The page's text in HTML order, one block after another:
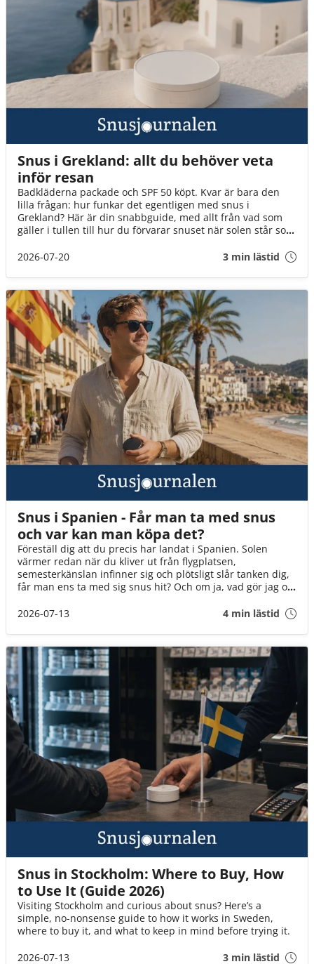
Snus i Grekland: allt du behöver veta
inför resan
Badkläderna packade och SPF 50 köpt. Kvar är bara den
lilla frågan: hur funkar det egentligen med snus i
Grekland? Här är din snabbguide, med allt från vad som
gäller i tullen till hur du förvarar snuset när solen står som
2026-07-20
3 min lästid
Snus i Spanien - Får man ta med snus
och var kan man köpa det?
Föreställ dig att du precis har landat i Spanien. Solen
värmer redan när du kliver ut från flygplatsen,
semesterkänslan infinner sig och plötsligt slår tanken dig,
får man ens ta med sig snus hit? Och om ja, vad gör jag om
veta innan flyget går till Spanien!
2026-07-13 4 min lästid
Snus in Stockholm: Where to Buy, How
to Use It (Guide 2026)
Visiting Stockholm and curious about snus? Here’s a
simple, no-nonsense guide to how it works in Sweden,
where to buy it, and what to keep in mind before trying it.
2026-07-13
3 min lästid